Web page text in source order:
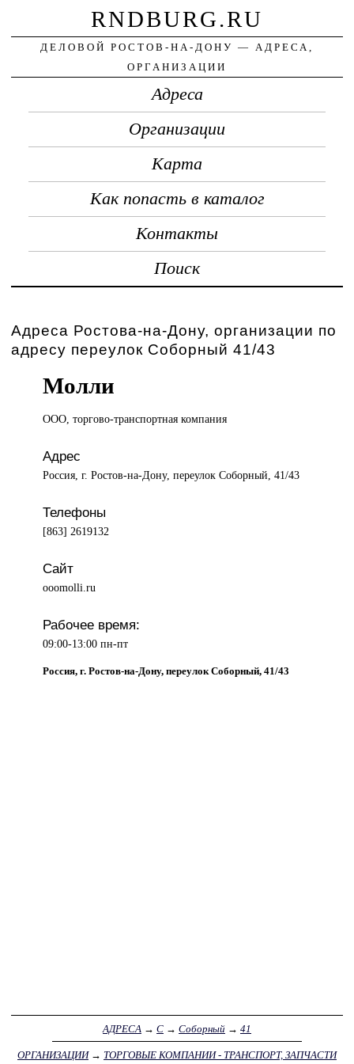
RNDBURG.RU
ДЕЛОВОЙ РОСТОВ-НА-ДОНУ — АДРЕСА,
ОРГАНИЗАЦИИ
Адреса
Организации
Карта
Как попасть в каталог
Контакты
Поиск
Адреса Ростова-на-Дону, организации по
адресу переулок Соборный 41/43
Молли
ООО, торгово-транспортнаякомпания
Адрес
Россия, г. Ростов-на-Дону, переулок Соборный, 41/43
Телефоны
[863] 2619132
Сайт
ooomolli.ru
Рабочее время:
09:00-13:00 пн-пт
Россия, г. Ростов-на-Дону, переулок Соборный, 41/43
АДРЕСА → С → Соборный → 41
ОРГАНИЗАЦИИ→ ТОРГОВЫЕ КОМПАНИИ - ТРАНСПОРТ, ЗАПЧАСТИ